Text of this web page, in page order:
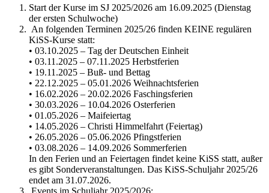
Start der Kurse im SJ 2025/2026 am 16.09.2025 (Dienstag
der ersten Schulwoche)
An folgenden Terminen 2025/26 finden KEINE regulären
KiSS-Kurse statt:
• 03.10.2025 – Tag der Deutschen Einheit
• 03.11.2025 – 07.11.2025 Herbstferien
• 19.11.2025 – Buß- und Bettag
• 22.12.2025 – 05.01.2026 Weihnachtsferien
• 16.02.2026 – 20.02.2026 Faschingsferien
• 30.03.2026 – 10.04.2026 Osterferien
• 01.05.2026 – Maifeiertag
• 14.05.2026 – Christi Himmelfahrt (Feiertag)
• 26.05.2026 – 05.06.2026 Pfingstferien
• 03.08.2026 – 14.09.2026 Sommerferien
In den Ferien und an Feiertagen findet keine KiSS statt, außer
es gibt Sonderveranstaltungen. Das KiSS-Schuljahr 2025/26
endet am 31.07.2026.
Events im Schuljahr 2025/2026: